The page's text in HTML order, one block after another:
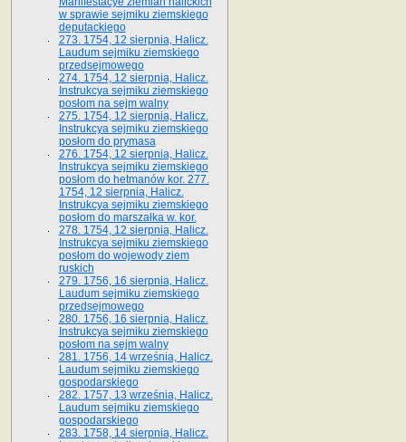
w sprawie sejmiku ziemskiego
deputackiego
273. 1754, 12 sierpnia, Halicz.
Laudum sejmiku ziemskiego
przedsejmowego
274. 1754, 12 sierpnia, Halicz.
Instrukcya sejmiku ziemskiego
posłom na sejm walny
275. 1754, 12 sierpnia, Halicz.
Instrukcya sejmiku ziemskiego
posłom do prymasa
276. 1754, 12 sierpnia, Halicz.
Instrukcya sejmiku ziemskiego
posłom do hetmanów kor. 277.
1754, 12 sierpnia, Halicz.
Instrukcya sejmiku ziemskiego
posłom do marszałka w. kor.
278. 1754, 12 sierpnia, Halicz.
Instrukcya sejmiku ziemskiego
posłom do wojewody ziem
ruskich
279. 1756, 16 sierpnia, Halicz.
Laudum sejmiku ziemskiego
przedsejmowego
280. 1756, 16 sierpnia, Halicz.
Instrukcya sejmiku ziemskiego
posłom na sejm walny
281. 1756, 14 września, Halicz.
Laudum sejmiku ziemskiego
gospodarskiego
282. 1757, 13 września, Halicz.
Laudum sejmiku ziemskiego
gospodarskiego
283. 1758, 14 sierpnia, Halicz.